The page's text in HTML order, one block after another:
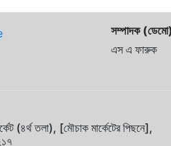
সম্পাদক (ডেমো)
এস এ ফারুক
(৪র্থ তলা), [মৌচাক মার্কেটের পিছনে],